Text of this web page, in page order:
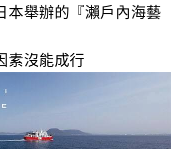
本舉辦的『瀨戶內海藝
素沒能成行